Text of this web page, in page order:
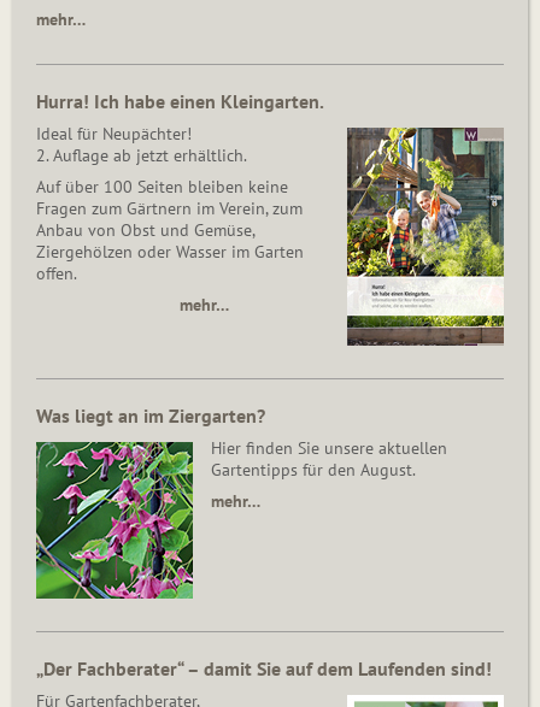
mehr…
Hurra! Ich habe einen Kleingarten.
Ideal für Neupächter!
2. Auflage ab jetzt erhältlich.
Auf über 100 Seiten bleiben keine
Fragen zum Gärtnern im Verein, zum
Anbau von Obst und Gemüse,
Ziergehölzen oder Wasser im Garten
offen.
mehr…
Was liegt an im Ziergarten?
Hier finden Sie unsere aktuellen
Gartentipps für den August.
mehr…
„Der Fachberater“ – damit Sie auf dem Laufenden sind!
Für Gartenfachberater,